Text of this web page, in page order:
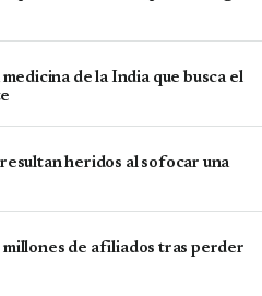
de la India que busca el
heridos al sofocar una
de afiliados tras perder